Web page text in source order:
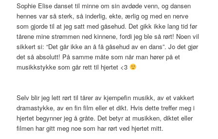
Sophie Elise danset til minne om sin avdøde venn, og dansen
hennes var så sterk, så inderlig, ekte, ærlig og med en nerve
som gjorde til at jeg satt med gåsehud. Det gikk ikke lang tid før
tårene mine strømmen ned kinnene, fordi jeg ble så rørt! Noen vil
sikkert si: “Det går ikke an å få gåsehud av en dans”. Jo det gjør
det så absolutt! På samme måte som når man hører på et
musikkstykke som går rett til hjertet <3
Selv blir jeg lett rørt til tårer av kjempefin musikk, av et vakkert
dramastykke, av en fin film eller et dikt. Hvis dette treffer meg i
hjertet begynner jeg å gråte. Det betyr at musikken, diktet eller
filmen har gitt meg noe som har rørt ved hjertet mitt.